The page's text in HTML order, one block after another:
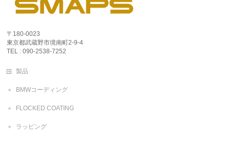
〒180-0023
東京都武蔵野市境南町2-9-4
TEL : 090-2538-7252
製品
BMWコーディング
FLOCKED COATING
ラッピング